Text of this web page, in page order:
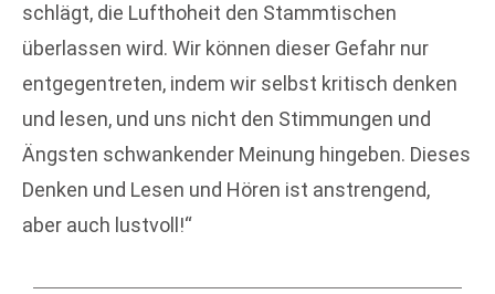
schlägt, die Lufthoheit den Stammtischen
überlassen wird. Wir können dieser Gefahr nur
entgegentreten, indem wir selbst kritisch denken
und lesen, und uns nicht den Stimmungen und
Ängsten schwankender Meinung hingeben. Dieses
Denken und Lesen und Hören ist anstrengend,
aber auch lustvoll!“